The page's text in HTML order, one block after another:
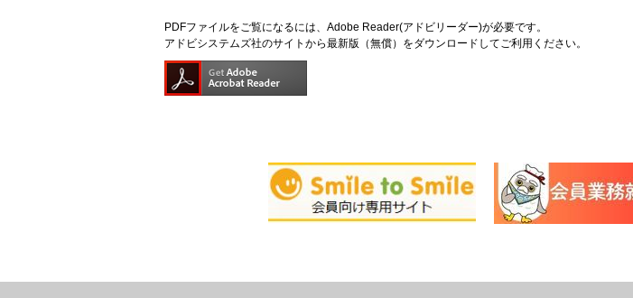
PDFファイルをご覧になるには、Adobe Reader(アドビリーダー)が必要です。
アドビシステムズ社のサイトから最新版（無償）をダウンロードしてご利用ください。